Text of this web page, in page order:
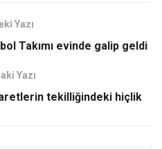
Yazı
Takımı evinde galip geldi
Yazı
tekilliğindeki hiçlik